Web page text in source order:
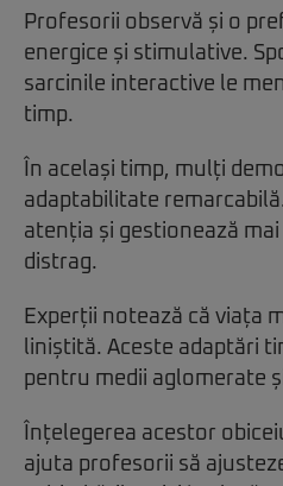
Profesorii observă și o
energice și stimulative.
sarcinile interactive le
timp.
În același timp, mulți
adaptabilitate
atenția și gestionează
distrag.
Experții notează că viața
liniștită. Aceste adaptări
pentru medii aglomerate
Înțelegerea acestor
ajuta profesorii să